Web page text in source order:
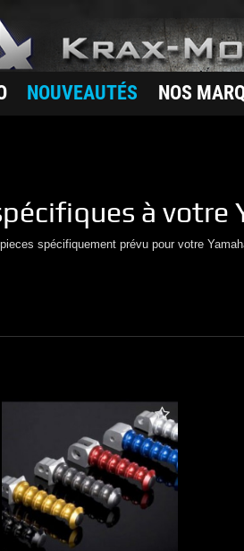
NOUVEAUTÉS NOS
à votre
spécifiquement prévu pour votre
Cale pieds avant ABM - FZ8 -